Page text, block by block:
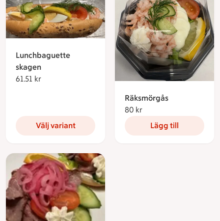
Lunchbaguette
skagen
61.51 kr
Välj variant
Räksmörgås
80 kr
Lägg till